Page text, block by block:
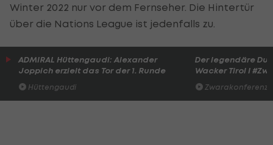
Winter 2022 nur vor dem Fernseher. Die Hintertür
über die Nations League ist jedenfalls zu.
ADMIRAL Hüttengaudi: Alexander
Joppich erzielt das Tor der 1. Runde
Hüttengaudi
Der legendäre
Wacker Tirol I
Zwarakonferenz